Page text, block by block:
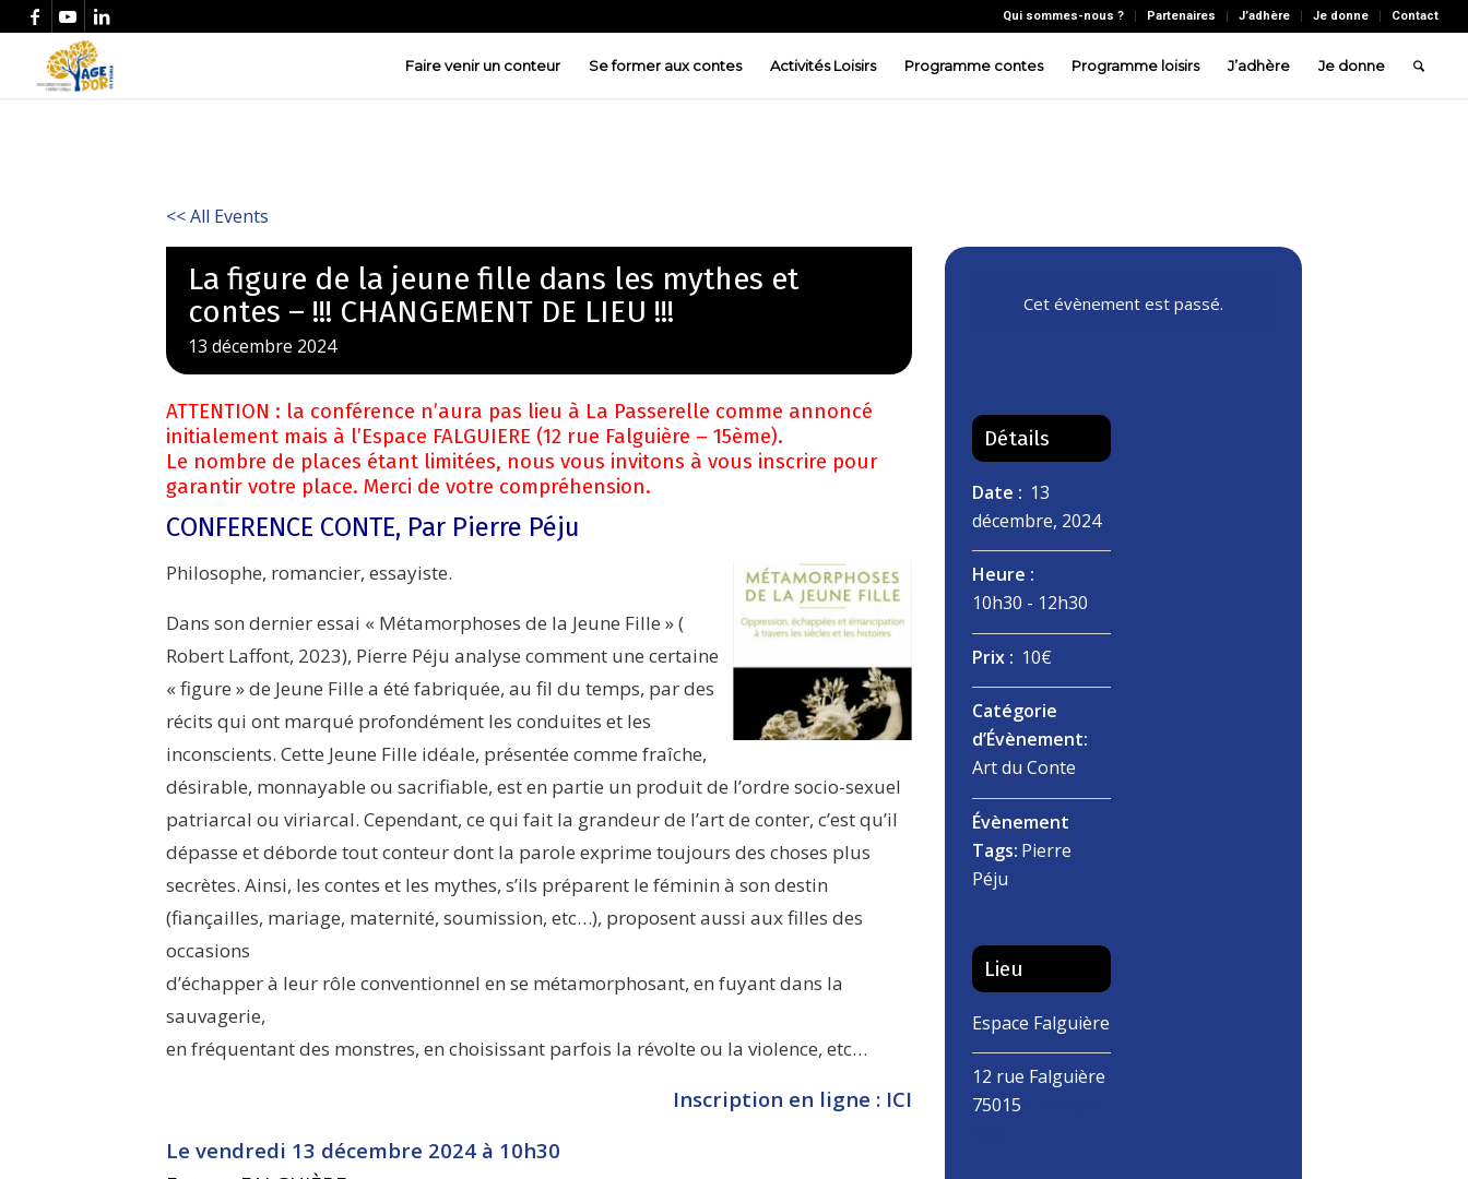
Qui sommes-nous ? Partenaires J’adhère Je donne Contact
Faire venir un conteur Se former aux contes Activités Loisirs Programme contes Programme loisirs J’adhère Je donne
<< All Events
La figure de la jeune fille dans les mythes et
contes – !!! CHANGEMENT DE LIEU !!!
13 décembre 2024
ATTENTION : la conférence n’aura pas lieu à La Passerelle comme annoncé
initialement mais à l’Espace FALGUIERE (12 rue Falguière – 15ème).
Le nombre de places étant limitées, nous vous invitons à vous inscrire pour
garantir votre place. Merci de votre compréhension.
CONFERENCE CONTE, Par Pierre Péju
Philosophe, romancier, essayiste.
Dans son dernier essai « Métamorphoses de la Jeune Fille » (
Robert Laffont, 2023), Pierre Péju analyse comment une certaine
« figure » de Jeune Fille a été fabriquée, au fil du temps, par des
récits qui ont marqué profondément les conduites et les
inconscients. Cette Jeune Fille idéale, présentée comme fraîche,
désirable, monnayable ou sacrifiable, est en partie un produit de l’ordre socio-sexuel
patriarcal ou viriarcal. Cependant, ce qui fait la grandeur de l’art de conter, c’est qu’il
dépasse et déborde tout conteur dont la parole exprime toujours des choses plus
secrètes. Ainsi, les contes et les mythes, s’ils préparent le féminin à son destin
(fiançailles, mariage, maternité, soumission, etc…), proposent aussi aux filles des
occasions
d’échapper à leur rôle conventionnel en se métamorphosant, en fuyant dans la
sauvagerie,
en fréquentant des monstres, en choisissant parfois la révolte ou la violence, etc…
Inscription en ligne : ICI
Le vendredi 13 décembre 2024 à 10h30
Cet évènement est passé.
Détails
Date : 13
décembre, 2024
Heure :
10h30 - 12h30
Prix : 10€
Catégorie
d’Évènement:
Art du Conte
Évènement
Tags: Pierre
Péju
Lieu
Espace Falguière
12 rue Falguière
75015